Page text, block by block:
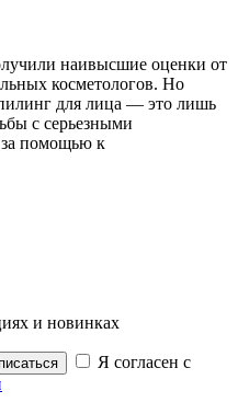
наивысшие оценки от
косметологов. Но
для лица — это лишь
с серьезными
за помощью к
и новинках
Я согласен с